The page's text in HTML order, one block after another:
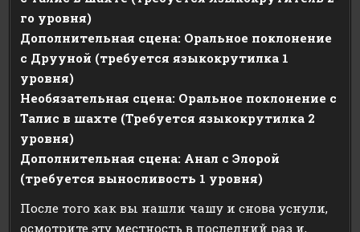
го уровня)
Дополнительная сцена: Оральное поклонение
с Друуной (требуется языкокрутилка 1
уровня)
Необязательная сцена: Оральное поклонение с
Талис в шахте (Требуется языкокрутилка 2
уровня)
Дополнительная сцена: Анал с Элорой
(требуется выносливость 1 уровня)
После того как вы нашли чашу и снова уснули,
осмотрите эту местность в последний раз и,